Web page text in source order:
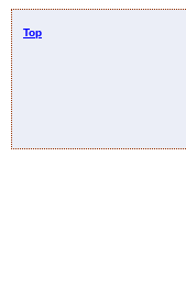
Top